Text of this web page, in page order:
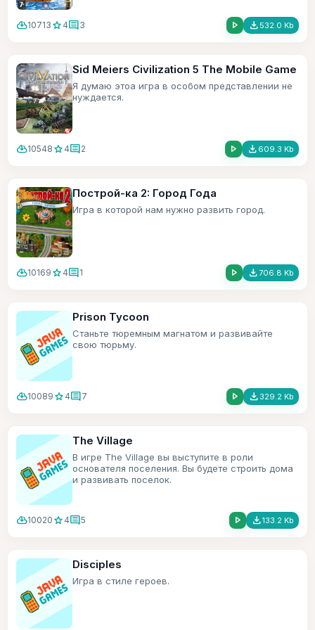
cloud_download10713 star 4comment3 play_arrow file_download 532.0 Kb
Sid Meiers Civilization 5 The Mobile Game
Я думаю этоа игра в особом представлении не
нуждается.
cloud_download10548 star 4comment2 play_arrow file_download 609.3 Kb
Построй-ка 2: Город Года
Игра в которой нам нужно развить город.
cloud_download10169 star 4comment1 play_arrow file_download706.8 Kb
Prison Tycoon
Станьте тюремным магнатом и развивайте
свою тюрьму.
cloud_download10089 star 4comment7 play_arrow file_download 329.2 Kb
The Village
В игре The Village вы выступите в роли
основателя поселения. Вы будете строить дома
и развивать поселок.
cloud_download10020 star 4comment5 play_arrow file_download133.2 Kb
Disciples
Игра в стиле героев.